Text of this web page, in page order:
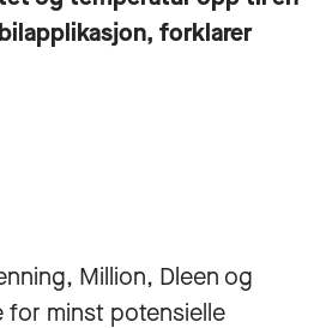
forklarer
Million, Dleen og
for minst potensielle